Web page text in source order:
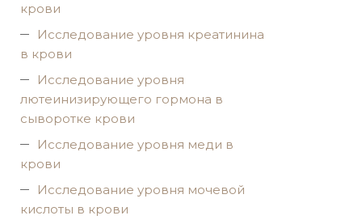
крови
Исследование уровня креатинина
в крови
Исследование уровня
лютеинизирующего гормона в
сыворотке крови
Исследование уровня меди в
крови
Исследование уровня мочевой
кислоты в крови